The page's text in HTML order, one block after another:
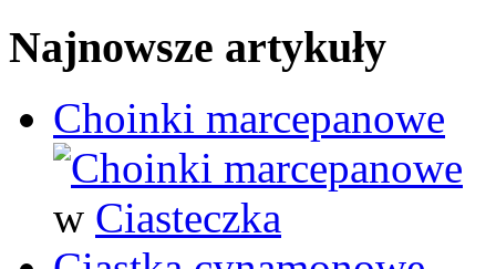
Najnowsze artykuły
Choinki marcepanowe
w Ciasteczka